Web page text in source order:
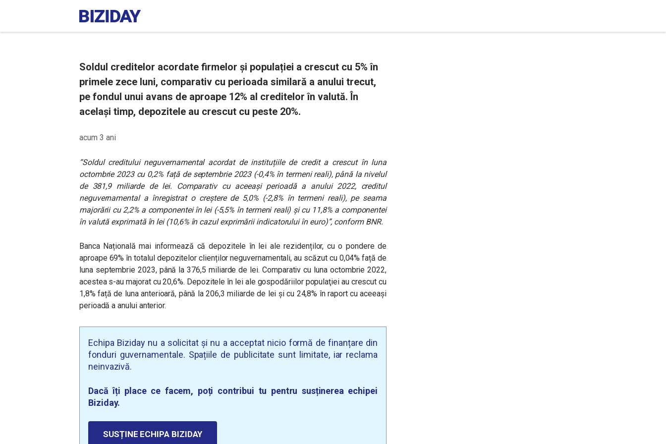
Soldul creditelor acordate firmelor și populației a crescut cu 5% în
primele zece luni, comparativ cu perioada similară a anului trecut,
pe fondul unui avans de aproape 12% al creditelor în valută. În
același timp, depozitele au crescut cu peste 20%.
acum 3 ani
“Soldul creditului neguvernamental acordat de instituțiile de credit a crescut în luna
octombrie 2023 cu 0,2% față de septembrie 2023 (-0,4% în termeni reali), până la nivelul
de 381,9 miliarde de lei.
Comparativ cu aceeași perioadă a anului 2022, creditul
neguvernamental a înregistrat o creștere de 5,0% (-2,8% în termeni reali), pe seama
majorării cu 2,2% a componentei în lei (-5,5% în termeni reali) și cu 11,8% a componentei
în valută exprimată în lei (10,6% în cazul exprimării indicatorului în euro)”, conform BNR.
Banca Națională mai informează că depozitele în lei ale rezidenților, cu o pondere de
aproape 69% în totalul depozitelor clienților neguvernamentali, au scăzut cu 0,04% față de
luna septembrie 2023, până la376,5 miliarde de lei. Comparativ cu luna octombrie 2022,
acestea s-au majorat cu 20,6%. Depozitele în lei ale gospodăriilor populaţiei au crescut cu
1,8% față de luna anterioară, până la 206,3 miliarde de lei și cu 24,8% în raport cu aceeași
perioadă a anului anterior.
Echipa Biziday nu a solicitat și nu a acceptat nicio formă de finanțare din
fonduri guvernamentale. Spațiile de publicitate sunt limitate, iar reclama
neinvazivă.
Dacă îți place ce facem, poți contribui tu pentru susținerea echipei
Biziday.
SUSȚINE ECHIPA BIZIDAY